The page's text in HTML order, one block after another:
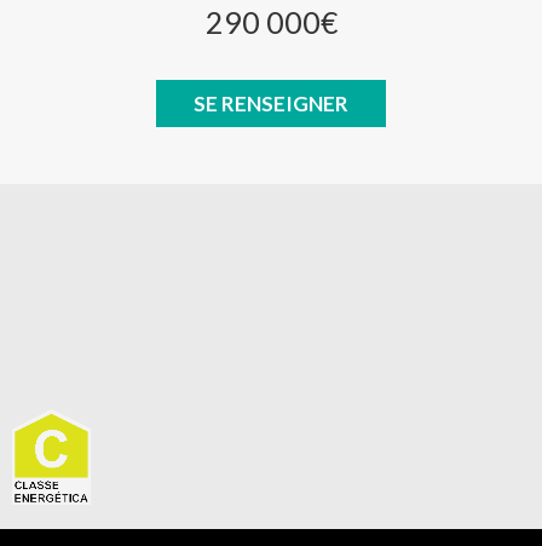
290 000€
SE RENSEIGNER